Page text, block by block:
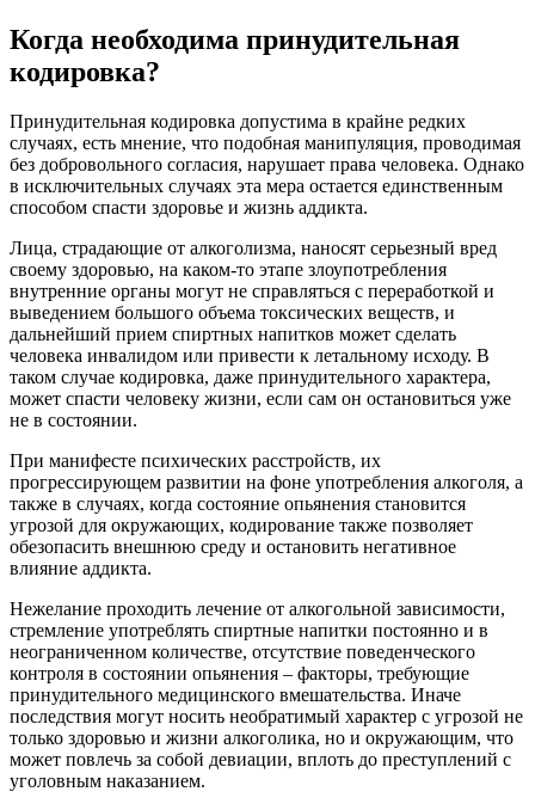
Когда необходима принудительная
кодировка?
Принудительная кодировка допустима в крайне редких
случаях, есть мнение, что подобная манипуляция, проводимая
без добровольного согласия, нарушает права человека. Однако
в исключительных случаях эта мера остается единственным
способом спасти здоровье и жизнь аддикта.
Лица, страдающие от алкоголизма, наносят серьезный вред
своему здоровью, на каком-то этапе злоупотребления
внутренние органы могут не справляться с переработкой и
выведением большого объема токсических веществ, и
дальнейший прием спиртных напитков может сделать
человека инвалидом или привести к летальному исходу. В
таком случае кодировка, даже принудительного характера,
может спасти человеку жизни, если сам он остановиться уже
не в состоянии.
При манифесте психических расстройств, их
прогрессирующем развитии на фоне употребления алкоголя, а
также в случаях, когда состояние опьянения становится
угрозой для окружающих, кодирование также позволяет
обезопасить внешнюю среду и остановить негативное
влияние аддикта.
Нежелание проходить лечение от алкогольной зависимости,
стремление употреблять спиртные напитки постоянно и в
неограниченном количестве, отсутствие поведенческого
контроля в состоянии опьянения – факторы, требующие
принудительного медицинского вмешательства. Иначе
последствия могут носить необратимый характер с угрозой не
только здоровью и жизни алкоголика, но и окружающим, что
может повлечь за собой девиации, вплоть до преступлений с
уголовным наказанием.